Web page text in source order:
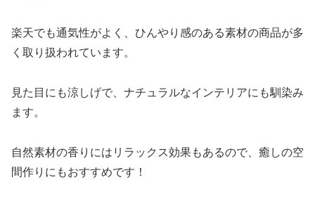
楽天でも通気性がよく、ひんやり感のある素材の商品が多
く取り扱われています。
見た目にも涼しげで、ナチュラルなインテリアにも馴染み
ます。
自然素材の香りにはリラックス効果もあるので、癒しの空
間作りにもおすすめです！